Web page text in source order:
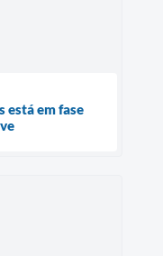
está em fase